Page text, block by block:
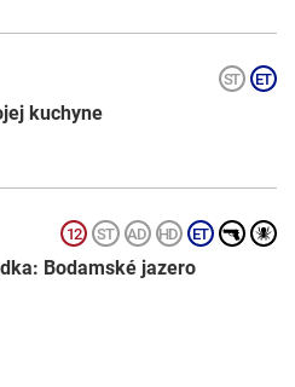
kuchyne
Bodamské jazero